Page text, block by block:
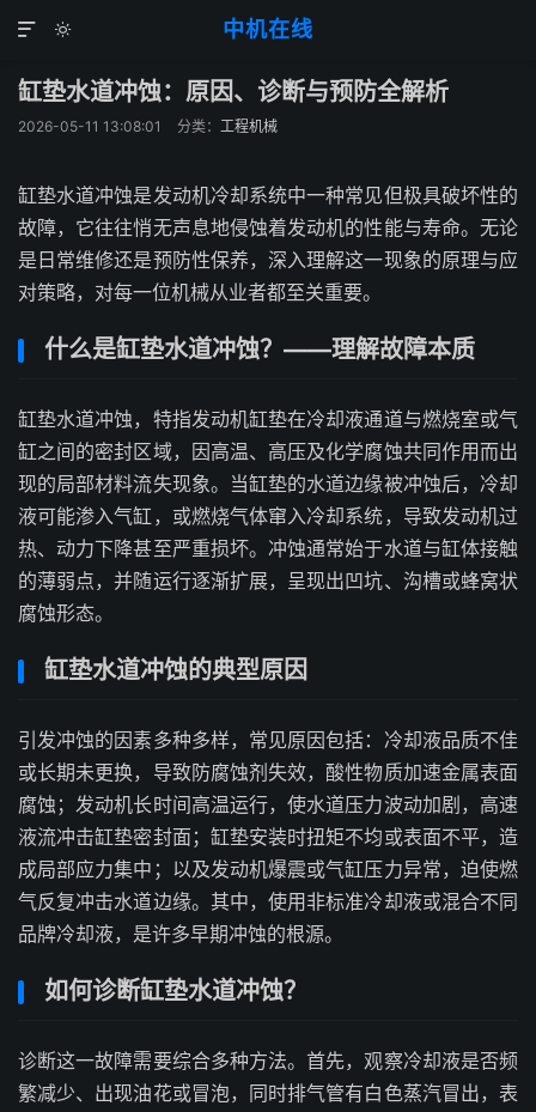
中机在线


缸垫水道冲蚀：原因、诊断与预防全解析
2026-05-11 13:08:01 分类： 工程机械
缸垫水道冲蚀是发动机冷却系统中一种常见但极具破坏性的
故障，它往往悄无声息地侵蚀着发动机的性能与寿命。无论
是日常维修还是预防性保养，深入理解这一现象的原理与应
对策略，对每一位机械从业者都至关重要。
什么是缸垫水道冲蚀？——理解故障本质
缸垫水道冲蚀，特指发动机缸垫在冷却液通道与燃烧室或气
缸之间的密封区域，因高温、高压及化学腐蚀共同作用而出
现的局部材料流失现象。当缸垫的水道边缘被冲蚀后，冷却
液可能渗入气缸，或燃烧气体窜入冷却系统，导致发动机过
热、动力下降甚至严重损坏。冲蚀通常始于水道与缸体接触
的薄弱点，并随运行逐渐扩展，呈现出凹坑、沟槽或蜂窝状
腐蚀形态。
缸垫水道冲蚀的典型原因
引发冲蚀的因素多种多样，常见原因包括：冷却液品质不佳
或长期未更换，导致防腐蚀剂失效，酸性物质加速金属表面
腐蚀；发动机长时间高温运行，使水道压力波动加剧，高速
液流冲击缸垫密封面；缸垫安装时扭矩不均或表面不平，造
成局部应力集中；以及发动机爆震或气缸压力异常，迫使燃
气反复冲击水道边缘。其中，使用非标准冷却液或混合不同
品牌冷却液，是许多早期冲蚀的根源。
如何诊断缸垫水道冲蚀？
诊断这一故障需要综合多种方法。首先，观察冷却液是否频
繁减少、出现油花或冒泡，同时排气管有白色蒸汽冒出，表